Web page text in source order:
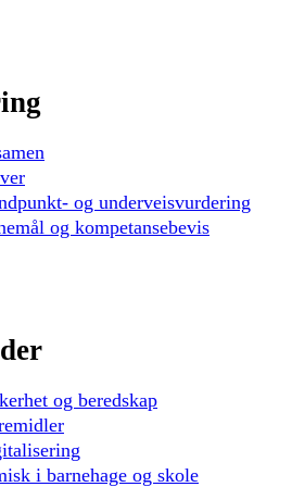
og underveisvurdering
og kompetansebevis
og beredskap
i barnehage og skole